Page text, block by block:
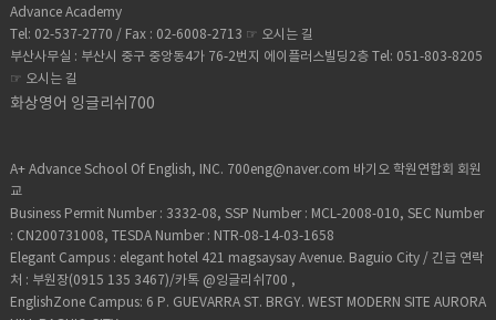
Advance Academy
Tel: 02-537-2770 / Fax : 02-6008-2713 ☞ 오시는 길
부산사무실 : 부산시 중구 중앙동4가 76-2번지 에이플러스빌딩2층 Tel: 051-803-8205
☞ 오시는 길
화상영어 잉글리쉬700
A+ Advance School Of English, INC. 700eng@naver.com 바기오 학원연합회 회원
교
Business Permit Number : 3332-08, SSP Number : MCL-2008-010, SEC Number
: CN200731008, TESDA Number : NTR-08-14-03-1658
Elegant Campus : elegant hotel 421 magsaysay Avenue. Baguio City / 긴급 연락
처 : 부원장(0915 135 3467)/카톡 @잉글리쉬700 ,
EnglishZone Campus: 6 P. GUEVARRA ST. BRGY. WEST MODERN SITE AURORA